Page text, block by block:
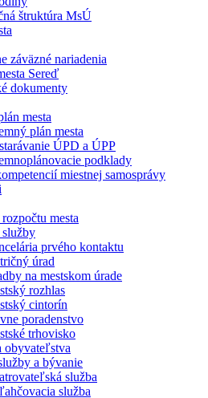
štruktúra MsÚ
záväzné nariadenia
Sereď
dokumenty
mesta
plán mesta
ÚPD a ÚPP
podklady
miestnej samosprávy
mesta
prvého kontaktu
úrad
na mestskom úrade
rozhlas
cintorín
poradenstvo
trhovisko
obyvateľstva
a bývanie
služba
služba